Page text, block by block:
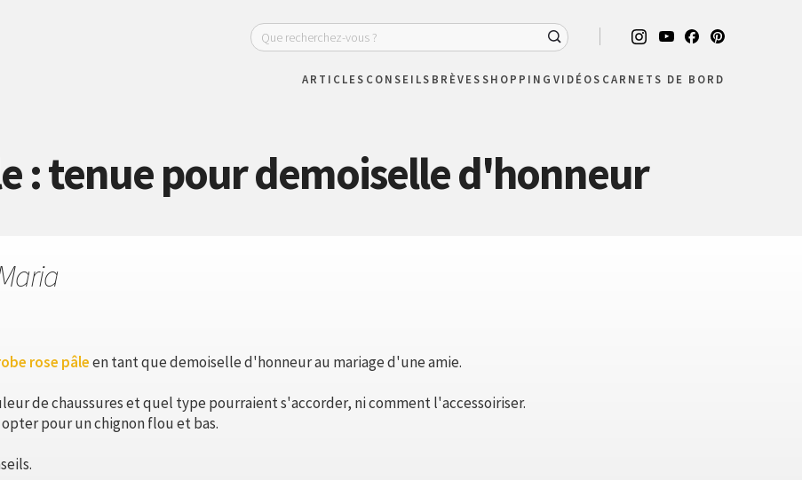
ARTICLES CONSEILS BRÈVESSHOPPING VIDÉOS CARNETS DE BORD
: tenue pour demoiselle d'honneur
rose pâleen tant que demoiselle d'honneur au mariage d'une amie.
de chaussures et quel type pourraient s'accorder, ni comment l'accessoiriser.
pour un chignon flou et bas.